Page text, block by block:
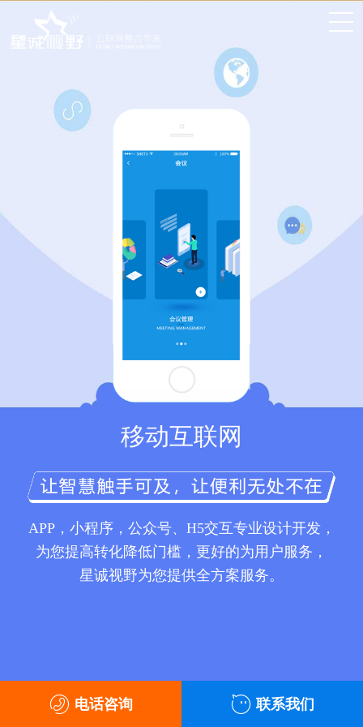
移动互联网
APP，小程序，公众号、H5交互专业设计开发，
为您提高转化降低门槛，更好的为用户服务，
星诚视野为您提供全方案服务。
电话咨询 联系我们